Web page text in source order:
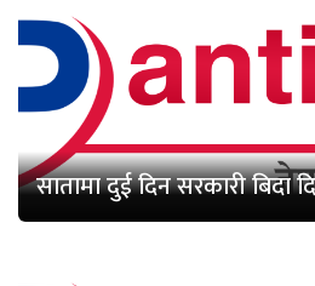
सातामा दुई दिन सरकारी बिदा